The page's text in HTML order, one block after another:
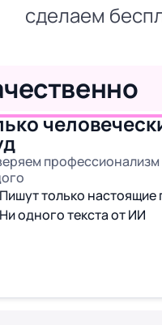
сделаем
профессионализм
Пишут только
Ни одного текста от ИИ